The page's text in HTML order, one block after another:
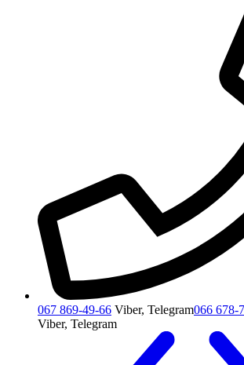
067 869-49-66 Viber, Telegram066 678-
Viber, Telegram